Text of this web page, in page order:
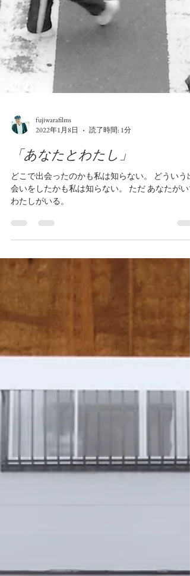
2022年1月8日
読了時間: 1分
「あなたとわたし」
どこで出会ったのかも私は知らない。 どういう出
わたしがいる。